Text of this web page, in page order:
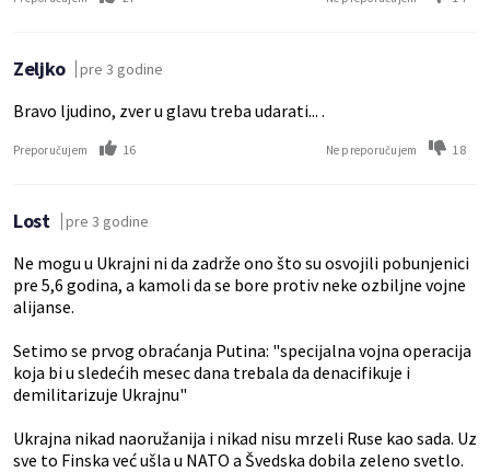
Zeljko pre 3 godine
Bravo ljudino, zver u glavu treba udarati... .
Preporučujem 16 Ne preporučujem 18
Lost pre 3 godine
Ne mogu u Ukrajni ni da zadrže ono što su osvojili pobunjenici
pre 5,6 godina, a kamoli da se bore protiv neke ozbiljne vojne
alijanse.
Setimo se prvog obraćanja Putina: "specijalna vojna operacija
koja bi u sledećih mesec dana trebala da denacifikuje i
demilitarizuje Ukrajnu"
Ukrajna nikad naoružanija i nikad nisu mrzeli Ruse kao sada. Uz
sve to Finska već ušla u NATO a Švedska dobila zeleno svetlo.